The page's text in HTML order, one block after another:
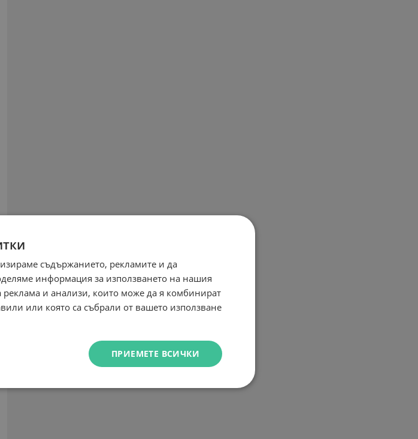
съдържанието, рекламите и да
информация за използването на нашия
реклама и анализи, които може да я комбинират
или която са събрали от вашето използване
ПРИЕМЕТЕ ВСИЧКИ